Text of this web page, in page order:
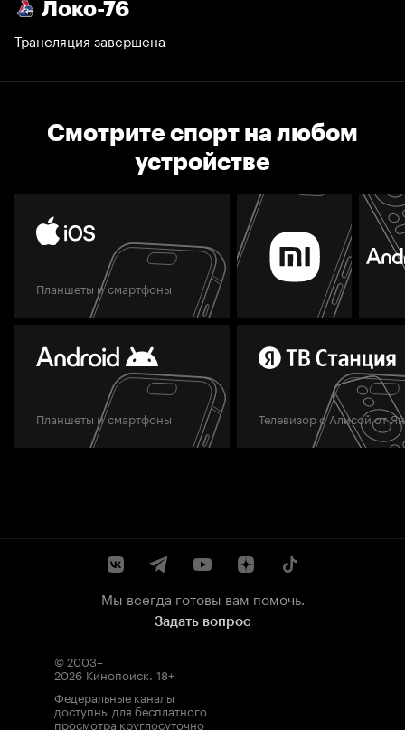
Локо-76
Трансляция завершена
Смотрите спорт на любом
устройстве
Планшеты и смартфоны
Планшеты и смартфоны Телевизор с Алисой от
Мы всегда готовы вам помочь.
Задать вопрос
© 2003–
2026 Кинопоиск. 18+
Федеральные каналы
доступны для бесплатного
просмотра круглосуточно